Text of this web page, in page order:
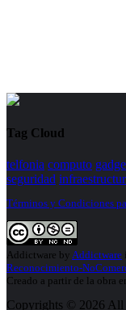
Tag Cloud
telfonia computo
seguridad
Términos y Condiciones
Addictware by Addictware
Reconocimiento-
Creado a partir de la obra
Copyrights © 2026 All